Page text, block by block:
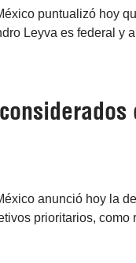
puntualizó hoy
Leyva es federal y
anunció hoy la
prioritarios, como